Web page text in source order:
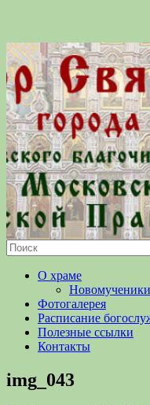
О храме
Новомученики
Фотогалерея
Расписание
Полезные ссылки
Контакты
img_043